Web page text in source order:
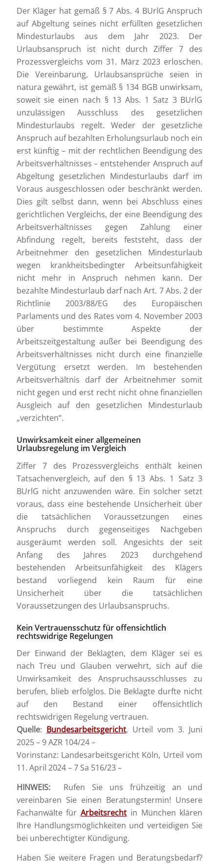
Der Kläger hat gemäß § 7 Abs. 4 BUrlG Anspruch
auf Abgeltung seines nicht erfüllten gesetzlichen
Mindesturlaubs aus dem Jahr 2023. Der
Urlaubsanspruch ist nicht durch Ziffer 7 des
Prozessvergleichs vom 31. März 2023 erloschen.
Die Vereinbarung, Urlaubsansprüche seien in
natura gewährt, ist gemäß § 134 BGB unwirksam,
soweit sie einen nach § 13 Abs. 1 Satz 3 BUrlG
unzulässigen Ausschluss des gesetzlichen
Mindesturlaubs regelt. Weder der gesetzliche
Anspruch auf bezahlten Erholungsurlaub noch ein
erst künftig – mit der rechtlichen Beendigung des
Arbeitsverhältnisses – entstehender Anspruch auf
Abgeltung gesetzlichen Mindesturlaubs darf im
Voraus ausgeschlossen oder beschränkt werden.
Dies gilt selbst dann, wenn bei Abschluss eines
gerichtlichen Vergleichs, der eine Beendigung des
Arbeitsverhältnisses gegen Zahlung einer
Abfindung regelt, bereits feststeht, dass der
Arbeitnehmer den gesetzlichen Mindesturlaub
wegen krankheitsbedingter Arbeitsunfähigkeit
nicht mehr in Anspruch nehmen kann. Der
bezahlte Mindesturlaub darf nach Art. 7 Abs. 2 der
Richtlinie 2003/88/EG des Europäischen
Parlaments und des Rates vom 4. November 2003
über bestimmte Aspekte der
Arbeitszeitgestaltung außer bei Beendigung des
Arbeitsverhältnisses nicht durch eine finanzielle
Vergütung ersetzt werden. Im bestehenden
Arbeitsverhältnis darf der Arbeitnehmer somit
nicht gegen und erst recht nicht ohne finanziellen
Ausgleich auf den gesetzlichen Mindesturlaub
„verzichten“.
Unwirksamkeit einer allgemeinen
Urlaubsregelung im Vergleich
Ziffer 7 des Prozessvergleichs enthält keinen
Tatsachenvergleich, auf den § 13 Abs. 1 Satz 3
BUrlG nicht anzuwenden wäre. Ein solcher setzt
voraus, dass eine bestehende Unsicherheit über
die tatsächlichen Voraussetzungen eines
Anspruchs durch gegenseitiges Nachgeben
ausgeräumt werden soll. Angesichts der seit
Anfang des Jahres 2023 durchgehend
bestehenden Arbeitsunfähigkeit des Klägers
bestand vorliegend kein Raum für eine
Unsicherheit über die tatsächlichen
Voraussetzungen des Urlaubsanspruchs.
Kein Vertrauensschutz für offensichtlich
rechtswidrige Regelungen
Der Einwand der Beklagten, dem Kläger sei es
nach Treu und Glauben verwehrt, sich auf die
Unwirksamkeit des Anspruchsausschlusses zu
berufen, blieb erfolglos. Die Beklagte durfte nicht
auf den Bestand einer offensichtlich
rechtswidrigen Regelung vertrauen.
Quelle: Bundesarbeitsgericht, Urteil vom 3. Juni
2025 – 9 AZR 104/24 –
Vorinstanz: Landesarbeitsgericht Köln, Urteil vom
11. April 2024 – 7 Sa 516/23 –
HINWEIS:
Rufen Sie uns frühzeitig an und
vereinbaren Sie einen Beratungstermin! Unsere
Fachanwälte fürArbeitsrecht in München klären
Ihre Handlungsmöglichkeiten und verteidigen Sie
bei unberechtigter Kündigung.
Haben Sie weitere Fragen und Beratungsbedarf?